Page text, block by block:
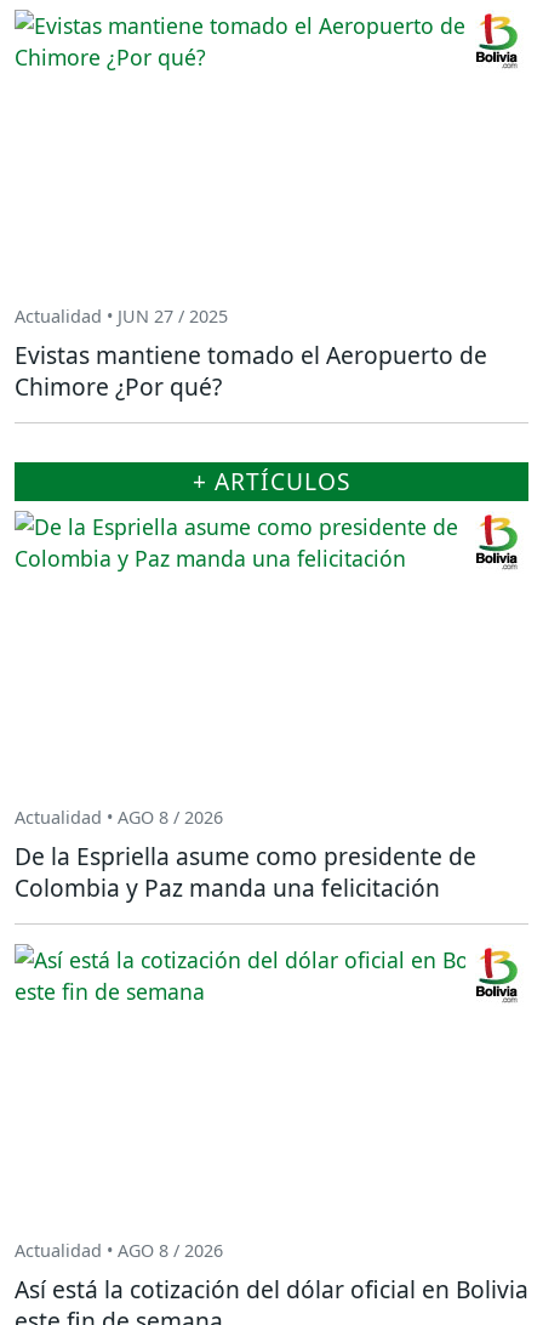
Actualidad • JUN 27 / 2025
Evistas mantiene tomado el Aeropuerto de
Chimore ¿Por qué?
+ ARTÍCULOS
Actualidad • AGO 8 / 2026
De la Espriella asume como presidente de
Colombia y Paz manda una felicitación
Actualidad • AGO 8 / 2026
Así está la cotización del dólar oficial en Bolivia